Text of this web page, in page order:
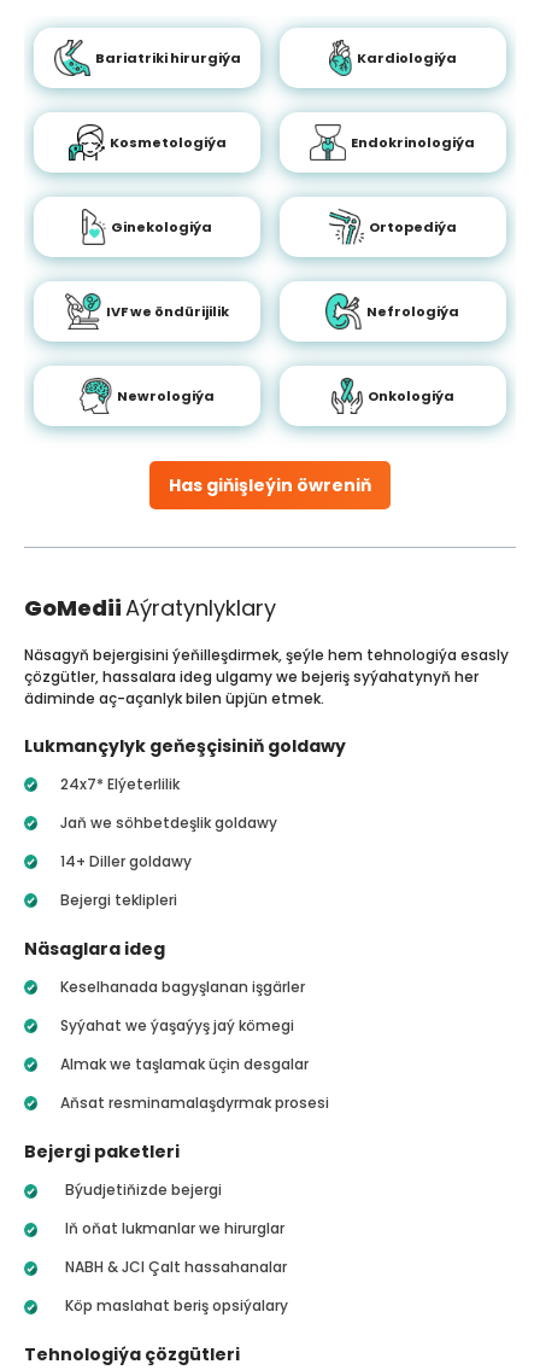
Has giňişleýin öwreniň
Bariatriki hirurgiýa Kardiologiýa
Kosmetologiýa Endokrinologiýa
Ginekologiýa Ortopediýa
IVF we öndürijilik Nefrologiýa
Newrologiýa Onkologiýa
GoMediiAýratynlyklary
Näsagyň bejergisini ýeňilleşdirmek, şeýle hem tehnologiýa esasly
çözgütler, hassalara ideg ulgamy we bejeriş syýahatynyň her
ädiminde aç-açanlyk bilen üpjün etmek.
Lukmançylyk geňeşçisiniň goldawy
24x7* Elýeterlilik
Jaň we söhbetdeşlik goldawy
14+ Diller goldawy
Bejergi teklipleri
Näsaglara ideg
Keselhanada bagyşlanan işgärler
Syýahat we ýaşaýyş jaý kömegi
Almak we taşlamak üçin desgalar
Aňsat resminamalaşdyrmak prosesi
Bejergi paketleri
Býudjetiňizde bejergi
Iň oňat lukmanlar we hirurglar
NABH & JCI Çalt hassahanalar
Köp maslahat beriş opsiýalary
Tehnologiýa çözgütleri